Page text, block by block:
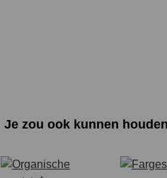
Je zou ook kunnen